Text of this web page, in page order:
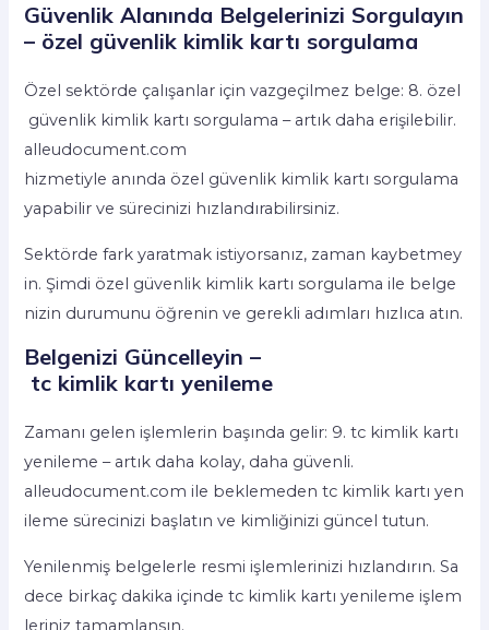
Güvenlik Alanında Belgelerinizi Sorgulayın
– özel güvenlik kimlik kartı sorgulama
Özel sektörde çalışanlar için vazgeçilmez belge: 8. özel
güvenlik kimlik kartı sorgulama – artık daha erişilebilir.
alleudocument.com
hizmetiyle anında özel güvenlik kimlik kartı sorgulama
yapabilir ve sürecinizi hızlandırabilirsiniz.
Sektörde fark yaratmak istiyorsanız, zaman kaybetmey
in. Şimdi özel güvenlik kimlik kartı sorgulama ile belge
nizin durumunu öğrenin ve gerekli adımları hızlıca atın.
Belgenizi Güncelleyin –
tc kimlik kartı yenileme
Zamanı gelen işlemlerin başında gelir: 9. tc kimlik kartı
yenileme – artık daha kolay, daha güvenli.
alleudocument.com ile beklemeden tc kimlik kartı yen
ileme sürecinizi başlatın ve kimliğinizi güncel tutun.
Yenilenmiş belgelerle resmi işlemlerinizi hızlandırın. Sa
dece birkaç dakika içinde tc kimlik kartı yenileme işlem
leriniz tamamlansın.